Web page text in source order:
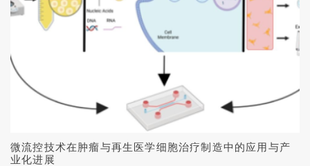
微流控技术在肿瘤与再生医学细胞治疗制造中的应用与产
业化进展